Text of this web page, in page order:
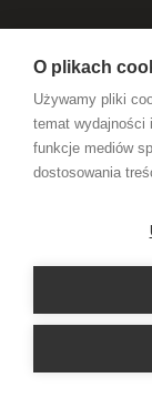
O plikach
Używamy pliki
temat wydajności
funkcje mediów
dostosowania